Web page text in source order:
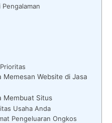
Memesan Website di Jasa
Membuat Situs
Usaha Anda
Pengeluaran Ongkos